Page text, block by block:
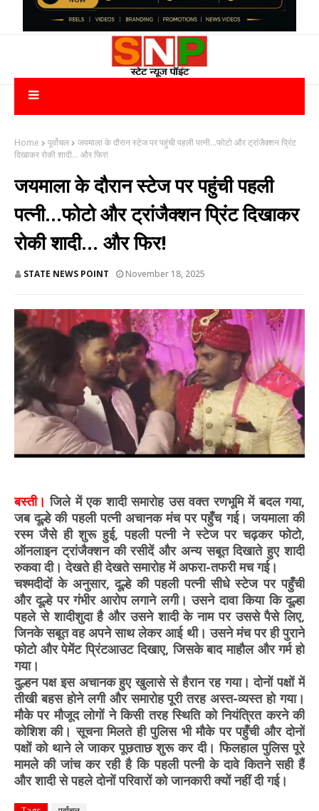
Home पूर्वांचल
जयमाला के दौरान स्टेज पर पहुंची पहली पत्नी...फोटो और ट्रांजैक्शन प्रिंट
दिखाकर रोकी शादी... और फिर!
जयमाला के दौरान स्टेज पर पहुंची पहली
पत्नी...फोटो और ट्रांजैक्शन प्रिंट दिखाकर
रोकी शादी... और फिर!
STATE NEWS POINT November 18, 2025
बस्ती। जिले में एक शादी समारोह उस वक्त रणभूमि में बदल गया,
जब दूल्हे की पहली पत्नी अचानक मंच पर पहुँच गई। जयमाला की
रस्म जैसे ही शुरू हुई, पहली पत्नी ने स्टेज पर चढ़कर फोटो,
ऑनलाइन ट्रांजैक्शन की रसीदें और अन्य सबूत दिखाते हुए शादी
रुकवा दी। देखते ही देखते समारोह में अफरा-तफरी मच गई।
चश्मदीदों के अनुसार, दूल्हे की पहली पत्नी सीधे स्टेज पर पहुँची
और दूल्हे पर गंभीर आरोप लगाने लगी। उसने दावा किया कि दूल्हा
पहले से शादीशुदा है और उसने शादी के नाम पर उससे पैसे लिए,
जिनके सबूत वह अपने साथ लेकर आई थी। उसने मंच पर ही पुराने
फोटो और पेमेंट प्रिंटआउट दिखाए, जिसके बाद माहौल और गर्म हो
गया।
दुल्हन पक्ष इस अचानक हुए खुलासे से हैरान रह गया। दोनों पक्षों में
तीखी बहस होने लगी और समारोह पूरी तरह अस्त-व्यस्त हो गया।
मौके पर मौजूद लोगों ने किसी तरह स्थिति को नियंत्रित करने की
कोशिश की। सूचना मिलते ही पुलिस भी मौके पर पहुँची और दोनों
पक्षों को थाने ले जाकर पूछताछ शुरू कर दी। फिलहाल पुलिस पूरे
मामले की जांच कर रही है कि पहली पत्नी के दावे कितने सही हैं
और शादी से पहले दोनों परिवारों को जानकारी क्यों नहीं दी गई।